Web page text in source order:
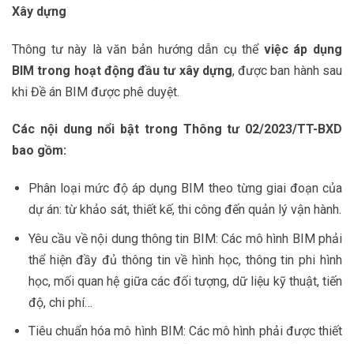
Xây dựng
Thông tư này là văn bản hướng dẫn cụ thể việc áp dụng
BIM trong hoạt động đầu tư xây dựng, được ban hành sau
khi Đề án BIM được phê duyệt.
Các nội dung nổi bật trong Thông tư 02/2023/TT-BXD
bao gồm:
Phân loại mức độ áp dụng BIM theo từng giai đoạn của
dự án: từ khảo sát, thiết kế, thi công đến quản lý vận hành.
Yêu cầu về nội dung thông tin BIM: Các mô hình BIM phải
thể hiện đầy đủ thông tin về hình học, thông tin phi hình
học, mối quan hệ giữa các đối tượng, dữ liệu kỹ thuật, tiến
độ, chi phí…
Tiêu chuẩn hóa mô hình BIM: Các mô hình phải được thiết